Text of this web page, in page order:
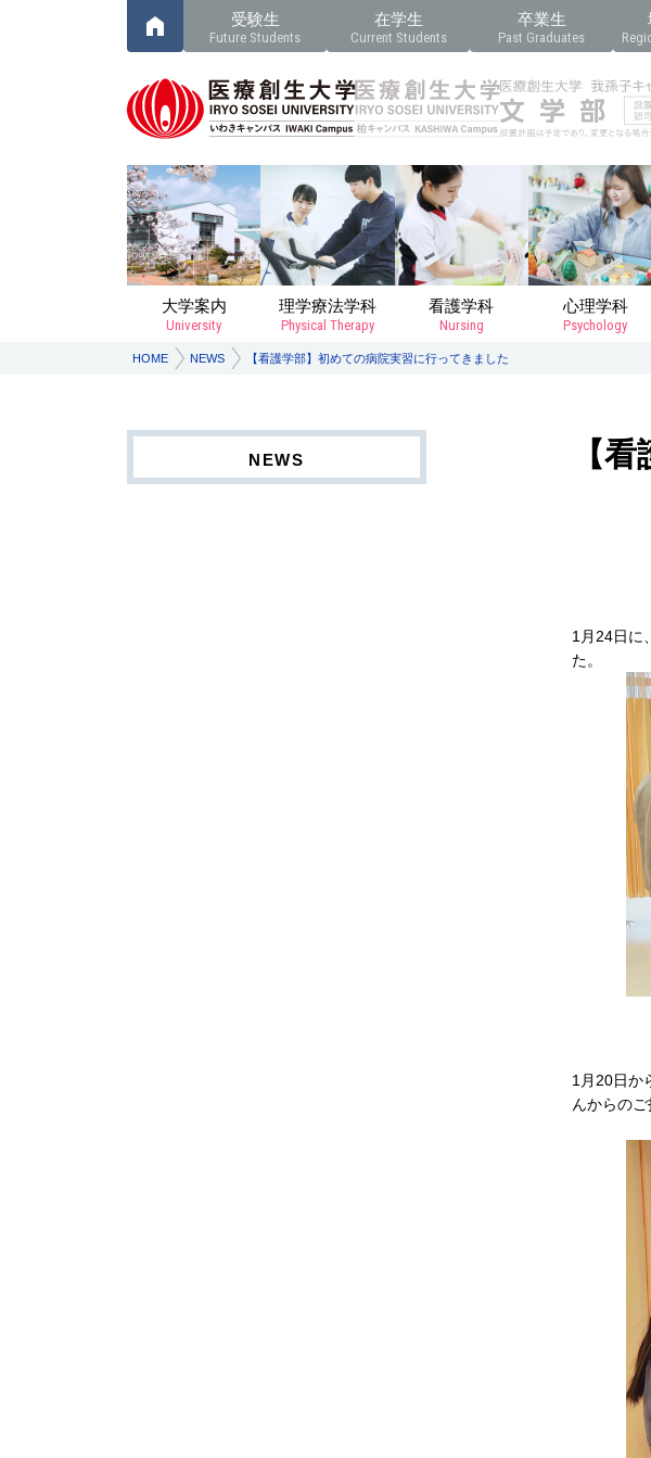
受験生
Future Students
在学生
Current Students
卒業生
Past Graduates
大学案内
University
理学療法学科
Physical Therapy
看護学科
Nursing
心理学科
Psychology
HOME NEWS 【看護学部】初めての病院実習に行ってきました
【
1月24日に
た。
1月20日か
んからの
NEWS